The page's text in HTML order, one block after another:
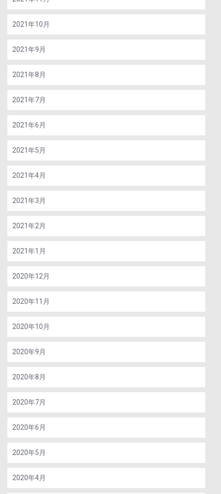
2021年10月
2021年9月
2021年8月
2021年7月
2021年6月
2021年5月
2021年4月
2021年3月
2021年2月
2021年1月
2020年12月
2020年11月
2020年10月
2020年9月
2020年8月
2020年7月
2020年6月
2020年5月
2020年4月